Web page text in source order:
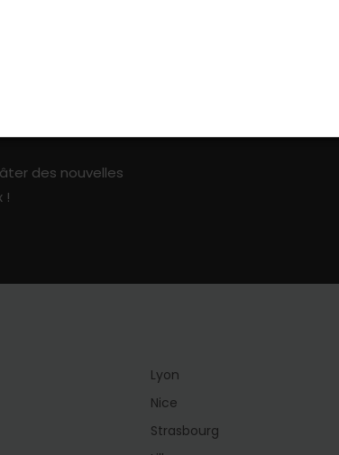
les réseaux sociaux !
des nouvelles
!
Lyon
Nice
Strasbourg